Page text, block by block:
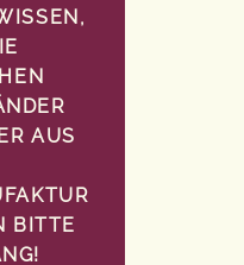
AUS
BITTE